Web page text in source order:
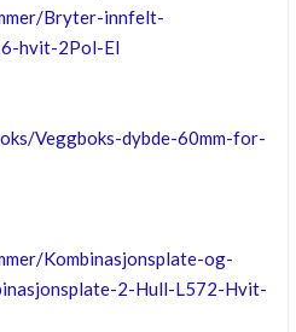
Bryter-innfelt-
hvit-2Pol-El
Veggboks-dybde-60mm-for-
Kombinasjonsplate-og-
2-Hull-L572-Hvit-